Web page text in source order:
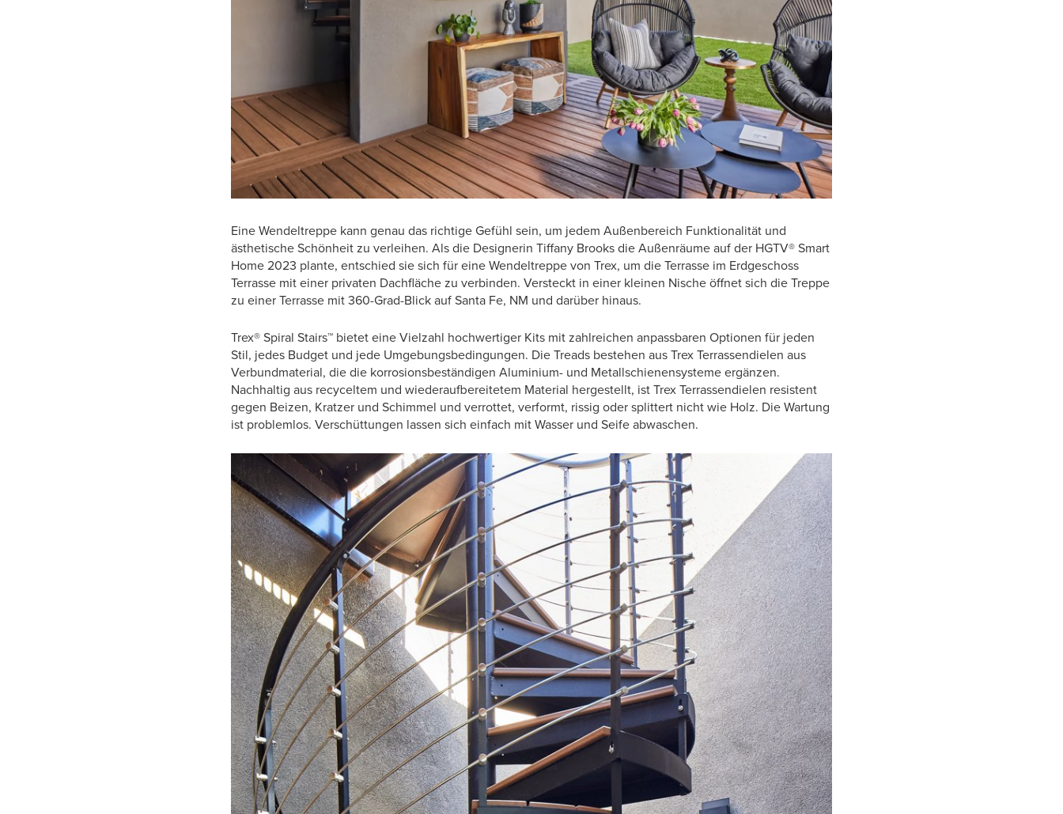
Eine Wendeltreppe kann genau das richtige Gefühl sein, um jedem Außenbereich Funktionalität und
ästhetische Schönheit zu verleihen. Als die Designerin Tiffany Brooks die Außenräume auf der HGTV® Smart
Home 2023 plante, entschied sie sich für eine Wendeltreppe von Trex, um die Terrasse im Erdgeschoss
Terrasse mit einer privaten Dachfläche zu verbinden. Versteckt in einer kleinen Nische öffnet sich die Treppe
zu einer Terrasse mit 360-Grad-Blick auf Santa Fe, NM und darüber hinaus.
Trex® Spiral Stairs™ bietet eine Vielzahl hochwertiger Kits mit zahlreichen anpassbaren Optionen für jeden
Stil, jedes Budget und jede Umgebungsbedingungen. Die Treads bestehen aus Trex Terrassendielen aus
Verbundmaterial, die die korrosionsbeständigen Aluminium- und Metallschienensysteme ergänzen.
Nachhaltig aus recyceltem und wiederaufbereitetem Material hergestellt, ist Trex Terrassendielen resistent
gegen Beizen, Kratzer und Schimmel und verrottet, verformt, rissig oder splittert nicht wie Holz. Die Wartung
ist problemlos. Verschüttungen lassen sich einfach mit Wasser und Seife abwaschen.